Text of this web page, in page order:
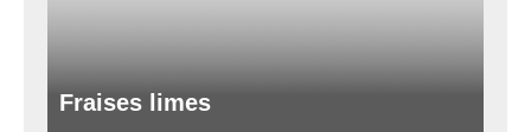
Fraises limes